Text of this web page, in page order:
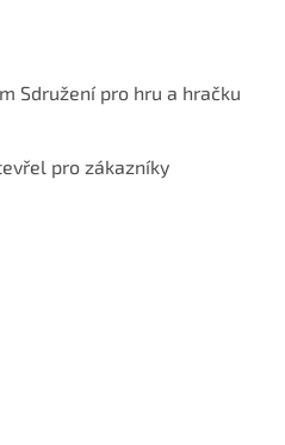
Sdružení pro hru a hračku
pro zákazníky